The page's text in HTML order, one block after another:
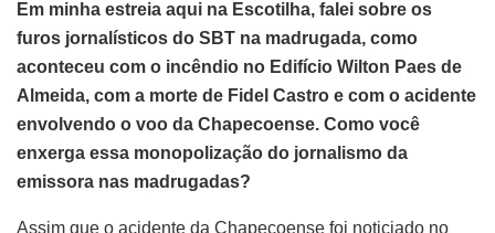
Em minha estreia aqui na Escotilha, falei sobre os
furos jornalísticos do SBT na madrugada, como
aconteceu com o incêndio no Edifício Wilton Paes de
Almeida, com a morte de Fidel Castro e com o acidente
envolvendo o voo da Chapecoense. Como você
enxerga essa monopolização do jornalismo da
emissora nas madrugadas?
Assim que o acidente da Chapecoense foi noticiado no